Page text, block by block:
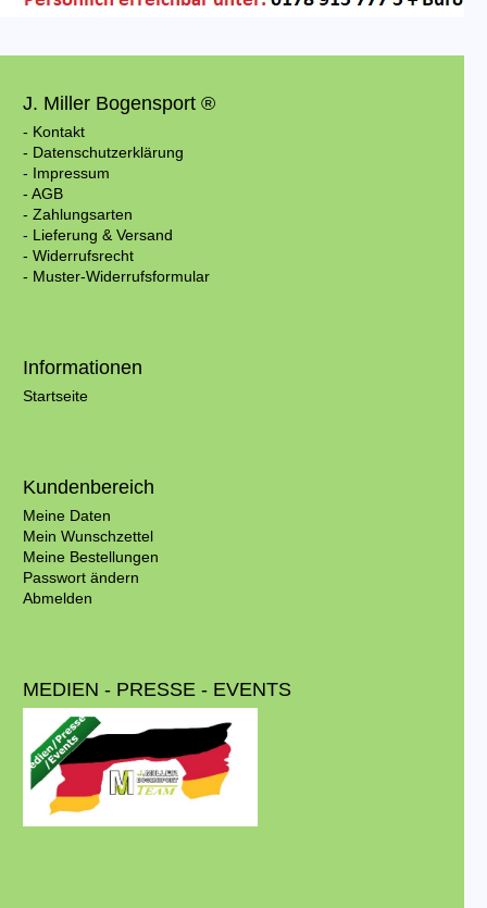
J. Miller Bogensport ®
- Kontakt
- Datenschutzerklärung
- Impressum
- AGB
- Zahlungsarten
- Lieferung & Versand
- Widerrufsrecht
- Muster-Widerrufsformular
Informationen
Startseite
Kundenbereich
Meine Daten
Mein Wunschzettel
Meine Bestellungen
Passwort ändern
Abmelden
MEDIEN - PRESSE - EVENTS